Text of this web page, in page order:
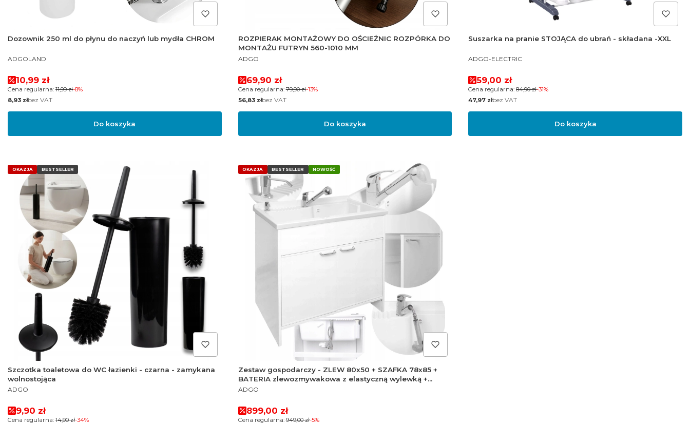
Dozownik 250 ml do płynu do naczyń lub mydła CHROM
PRODUCENT
ADGOLAND
Cena promocyjna
10,99 zł
Cena regularna: 11,99 zł-8%
Cena
8,93 złbez VAT
Do koszyka
ROZPIERAK MONTAŻOWY DO OŚCIEŻNIC ROZPÓRKA DO
MONTAŻU FUTRYN 560-1010 MM
PRODUCENT
ADGO
Cena promocyjna
69,90 zł
Cena regularna: 79,90 zł-13%
Cena
56,83 złbez VAT
Do koszyka
Suszarka na pranie STOJĄCA do ubrań - składana -XXL
PRODUCENT
ADGO-ELECTRIC
Cena promocyjna
59,00 zł
Cena regularna: 84,90 zł-31%
Cena
47,97 złbez VAT
Do koszyka
OKAZJA BESTSELLER
Szczotka toaletowa do WC łazienki - czarna - zamykana
wolnostojąca
PRODUCENT
ADGO
Cena promocyjna
9,90 zł
Cena regularna: 14,90 zł-34%
OKAZJA BESTSELLER NOWOŚĆ
Zestaw gospodarczy - ZLEW 80x50 + SZAFKA 78x85 +
BATERIA zlewozmywakowa z elastyczną wylewką +
Dozownik
PRODUCENT
ADGO
Cena promocyjna
899,00 zł
Cena regularna: 949,00 zł-5%